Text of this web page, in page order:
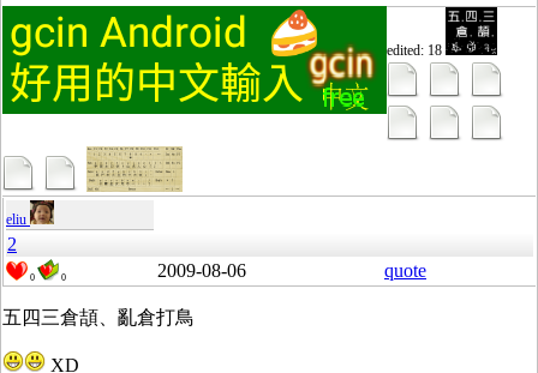
edited: 18
eliu
2
0 0 2009-08-06 quote
五四三倉頡、亂倉打鳥
XD